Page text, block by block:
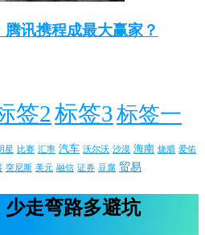
讯携程成最大赢家？
签2标签3标签一
星 比赛 汇率 汽车 沃尔沃 沙漠 海南 烧腊 爱佑
突尼斯 美元 融信 证券 豆腐 贸易
走弯路多避坑